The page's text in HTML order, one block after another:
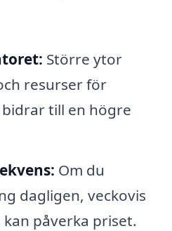
Större ytor
resurser för
till en högre
Om du
dagligen, veckovis
påverka priset.